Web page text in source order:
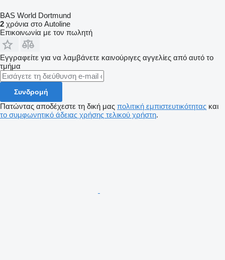
BAS World Dortmund
2 χρόνια στο Autoline
Επικοινωνία με τον πωλητή
Εγγραφείτε για να λαμβάνετε καινούριγες αγγελίες από αυτό το
τμήμα
Συνδρομή
Πατώντας αποδέχεστε τη δική μας πολιτική εμπιστευτικότητας και
το συμφωνητικό άδειας χρήσης τελικού χρήστη.